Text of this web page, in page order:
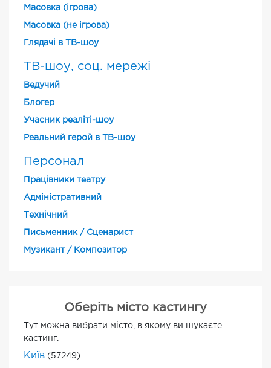
Масовка (ігрова)
Масовка (не ігрова)
Глядачі в ТВ-шоу
ТВ-шоу, соц. мережі
Ведучий
Блогер
Учасник реаліті-шоу
Реальний герой в ТВ-шоу
Персонал
Працівники театру
Адміністративний
Технічний
Письменник / Сценарист
Музикант / Композитор
Оберіть місто кастингу
Тут можна вибрати місто, в якому ви шукаєте
кастинг.
Київ (57249)